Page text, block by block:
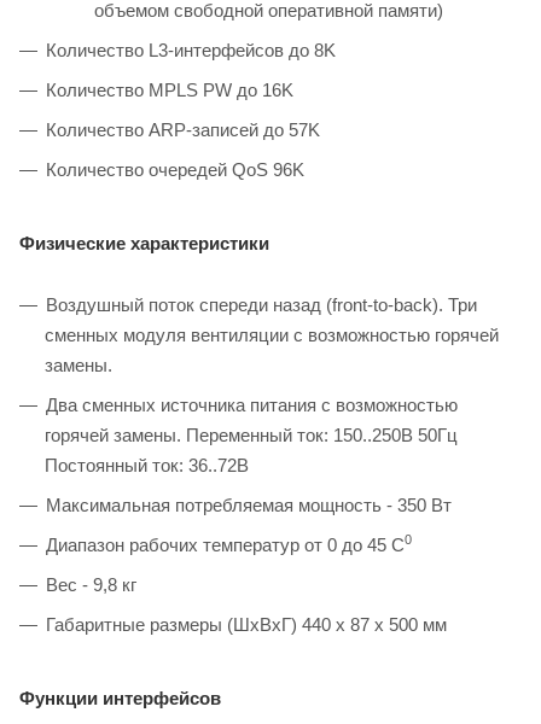
объемом свободной оперативной памяти)
Количество L3-интерфейсов до 8K
Количество MPLS PW до 16K
Количество ARP-записей до 57K
Количество очередей QoS 96K
Физические характеристики
Воздушный поток спереди назад (front-to-back). Три
сменных модуля вентиляции с возможностью горячей
замены.
Два сменных источника питания с возможностью
горячей замены. Переменный ток: 150..250В 50Гц
Постоянный ток: 36..72В
Максимальная потребляемая мощность - 350 Вт
Диапазон рабочих температур от 0 до 45 C0
Вес - 9,8 кг
Габаритные размеры (ШхВхГ) 440 x 87 x 500 мм
Функции интерфейсов